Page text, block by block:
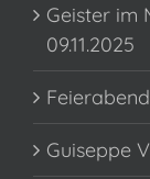
Geister im
09.11.2025
Guiseppe